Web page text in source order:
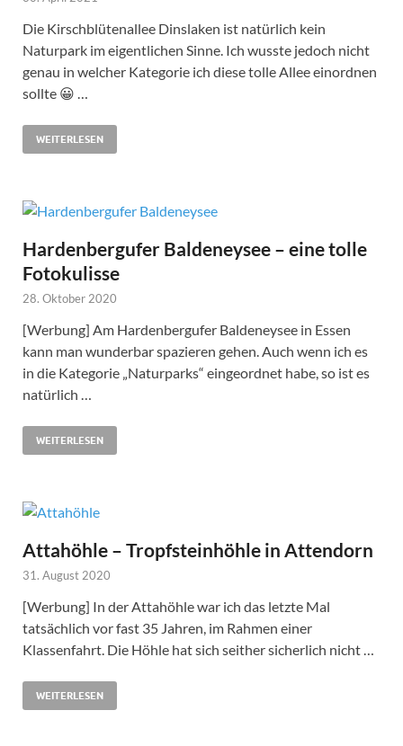
Die Kirschblütenallee Dinslaken ist natürlich kein
Naturpark im eigentlichen Sinne. Ich wusste jedoch nicht
genau in welcher Kategorie ich diese tolle Allee einordnen
sollte 😀 …
WEITERLESEN
Hardenbergufer Baldeneysee – eine tolle
Fotokulisse
28. Oktober 2020
[Werbung] Am Hardenbergufer Baldeneysee in Essen
kann man wunderbar spazieren gehen. Auch wenn ich es
in die Kategorie „Naturparks“ eingeordnet habe, so ist es
natürlich …
WEITERLESEN
Attahöhle – Tropfsteinhöhle in Attendorn
31. August 2020
[Werbung] In der Attahöhle war ich das letzte Mal
tatsächlich vor fast 35 Jahren, im Rahmen einer
Klassenfahrt. Die Höhle hat sich seither sicherlich nicht …
WEITERLESEN